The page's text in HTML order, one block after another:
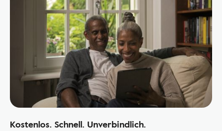
Kostenlos. Schnell. Unverbindlich.